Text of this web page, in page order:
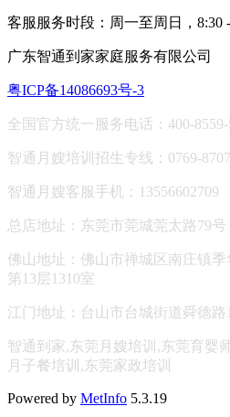
客服服务时段：周一至周日，8:30
广东智通到家家庭服务有限公司
粤ICP备14086693号-3
全国官方统一服务电话：400-8559-
智通月嫂培训招生专线：0769-
智通月嫂客服手机：13556602709
总店地址：东莞市莞城莞太路79号
佛山地址： 佛山市禅城区南庄镇季
第13层1310室
江门地址：台山市台城街道舜德
智通到家,东莞月嫂培训,东莞育婴
月子餐培训,东莞家政培训
Powered by MetInfo 5.3.19